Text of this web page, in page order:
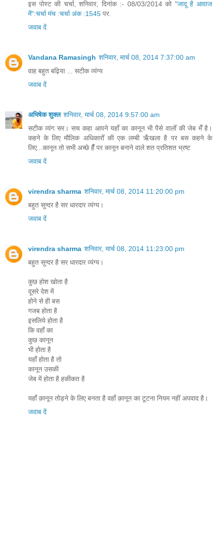
इस पोस्ट की चर्चा, शनिवार, दिनांक :- 08/03/2014 को "जादू है आवाज
में":चर्चा मंच :चर्चा अंक :1545 पर.
जवाब दें
Vandana Ramasingh शनिवार, मार्च 08, 2014 7:37:00 am
वाह बहुत बढ़िया ... सटीक व्यंग्य
जवाब दें
अभिषेक शुक्ल शनिवार, मार्च 08, 2014 9:57:00 am
सटीक व्यंग सर। सच कहा आपने यहाँ का कानून भी पैसे वालोँ की जेब मेँ है।
कहने के लिए मौलिक अधिकारोँ की एक लम्बी ऋँखला है पर बस कहने के
लिए...कानून तो सभी अच्छे हैँ पर कानून बनाने वाले शत प्रतिशत भ्रष्ट
जवाब दें
virendra sharma शनिवार, मार्च 08, 2014 11:20:00 pm
बहुत सुन्दर है सर धारदार व्यंग्य।
जवाब दें
virendra sharma शनिवार, मार्च 08, 2014 11:23:00 pm
बहुत सुन्दर है सर धारदार व्यंग्य।
कुछ होश खोता है
दूसरे देश में
होने से ही बस
गजब होता है
इसलिये होता है
कि वहाँ का
कुछ कानून
भी होता है
यहाँ होता है तो
कानून उसकी
जेब में होता है हकीकत है
यहाँ क़ानून तोड़ने के लिए बनता है वहाँ क़ानून का टूटना नियम नहीं अपवाद है।
जवाब दें